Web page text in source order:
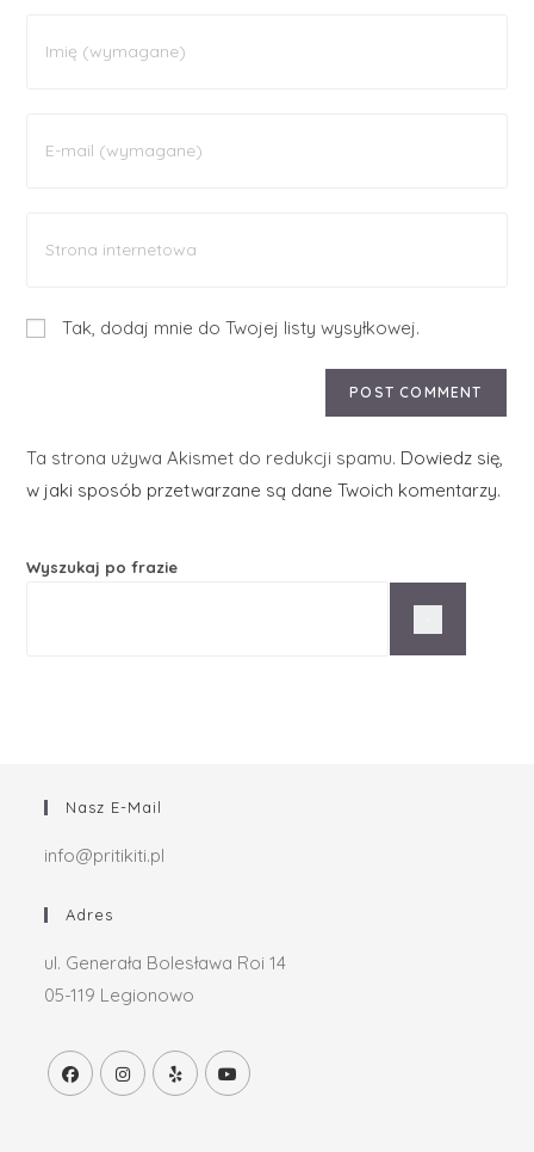
Tak, dodaj mnie do Twojej listy wysyłkowej.
Ta strona używa Akismet do redukcji spamu. Dowiedz się,
w jaki sposób przetwarzane są dane Twoich komentarzy.
Wyszukaj po frazie
Nasz E-Mail
info@pritikiti.pl
Adres
ul. Generała Bolesława Roi 14
05-119 Legionowo